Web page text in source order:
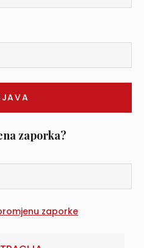
zaporka?